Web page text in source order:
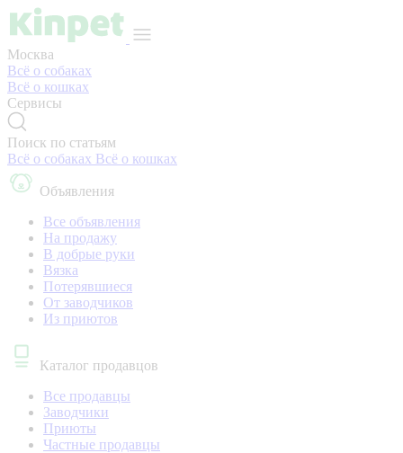
Москва
Всё о собаках
Всё о кошках
Сервисы
Поиск по статьям
Всё о собаках Всё о кошках
Объявления
Все объявления
На продажу
В добрые руки
Вязка
Потерявшиеся
От заводчиков
Из приютов
Каталог продавцов
Все продавцы
Заводчики
Приюты
Частные продавцы